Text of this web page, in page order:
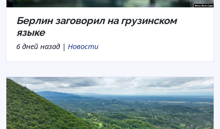
Берлин заговорил на грузинском
языке
6 дней назад | Новости